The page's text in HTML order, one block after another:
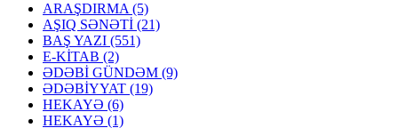
ARAŞDIRMA (5)
AŞIQ SƏNƏTİ (21)
BAŞ YAZI (551)
E-KİTAB (2)
ƏDƏBİ GÜNDƏM (9)
ƏDƏBİYYAT (19)
HEKAYƏ (6)
HEKAYƏ (1)